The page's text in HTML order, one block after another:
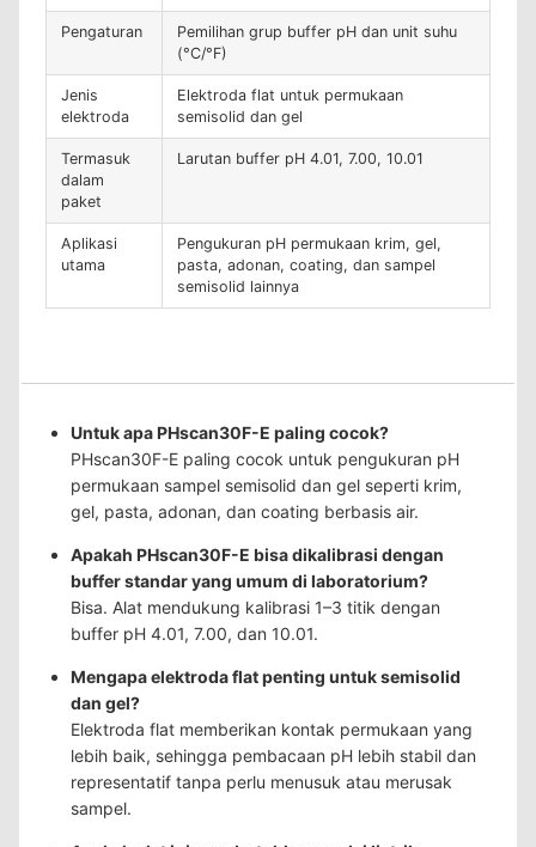
Pengaturan
Pemilihan grup buffer pH dan unit suhu
(°C/°F)
Jenis
elektroda
Elektroda flat untuk permukaan
semisolid dan gel
Termasuk
dalam
paket
Larutan buffer pH 4.01, 7.00, 10.01
Aplikasi
utama
Pengukuran pH permukaan krim, gel,
pasta, adonan, coating, dan sampel
semisolid lainnya
Untuk apa PHscan30F-E paling cocok?
PHscan30F-E paling cocok untuk pengukuran pH
permukaan sampel semisolid dan gel seperti krim,
gel, pasta, adonan, dan coating berbasis air.
Apakah PHscan30F-E bisa dikalibrasi dengan
buffer standar yang umum di laboratorium?
Bisa. Alat mendukung kalibrasi 1–3 titik dengan
buffer pH 4.01, 7.00, dan 10.01.
Mengapa elektroda flat penting untuk semisolid
dan gel?
Elektroda flat memberikan kontak permukaan yang
lebih baik, sehingga pembacaan pH lebih stabil dan
representatif tanpa perlu menusuk atau merusak
sampel.